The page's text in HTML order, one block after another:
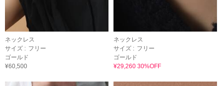
ネックレス
サイズ : フリー
ゴールド
¥60,500
ネックレス
サイズ : フリー
ゴールド
¥29,260 30%OFF